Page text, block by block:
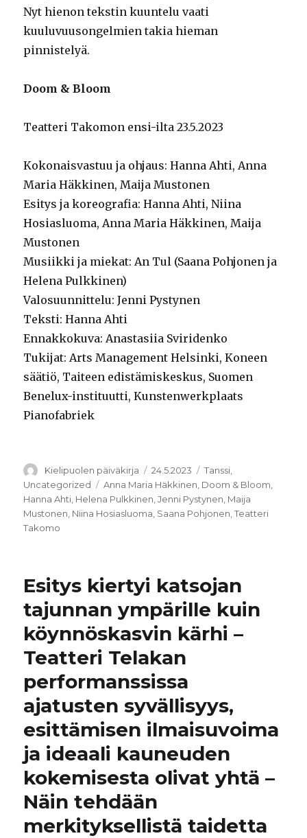
Nyt hienon tekstin kuuntelu vaati
kuuluvuusongelmien takia hieman
pinnistelyä.
Doom & Bloom
Teatteri Takomon ensi-ilta 23.5.2023
Kokonaisvastuu ja ohjaus: Hanna Ahti, Anna
Maria Häkkinen, Maija Mustonen
Esitys ja koreografia: Hanna Ahti, Niina
Hosiasluoma, Anna Maria Häkkinen, Maija
Mustonen
Musiikki ja miekat: An Tul (Saana Pohjonen ja
Helena Pulkkinen)
Valosuunnittelu: Jenni Pystynen
Teksti: Hanna Ahti
Ennakkokuva: Anastasiia Sviridenko
Tukijat: Arts Management Helsinki, Koneen
säätiö, Taiteen edistämiskeskus, Suomen
Benelux-instituutti, Kunstenwerkplaats
Pianofabriek
Kirjoittaja
Kielipuolen päiväkirja Julkaistu
24.5.2023 Kategoriat
Tanssi
Uncategorized
Avainsanat
Anna Maria Häkkinen Doom & Bloom
Hanna Ahti Helena Pulkkinen ,Jenni Pystynen Maija
Mustonen Niina Hosiasluoma Saana Pohjonen ,Teatteri
Takomo
Esitys kiertyi katsojan
tajunnan ympärille kuin
köynnöskasvin kärhi –
Teatteri Telakan
performanssissa
ajatusten syvällisyys,
esittämisen ilmaisuvoima
ja ideaali kauneuden
kokemisesta olivat yhtä –
Näin tehdään
merkityksellistä taidetta